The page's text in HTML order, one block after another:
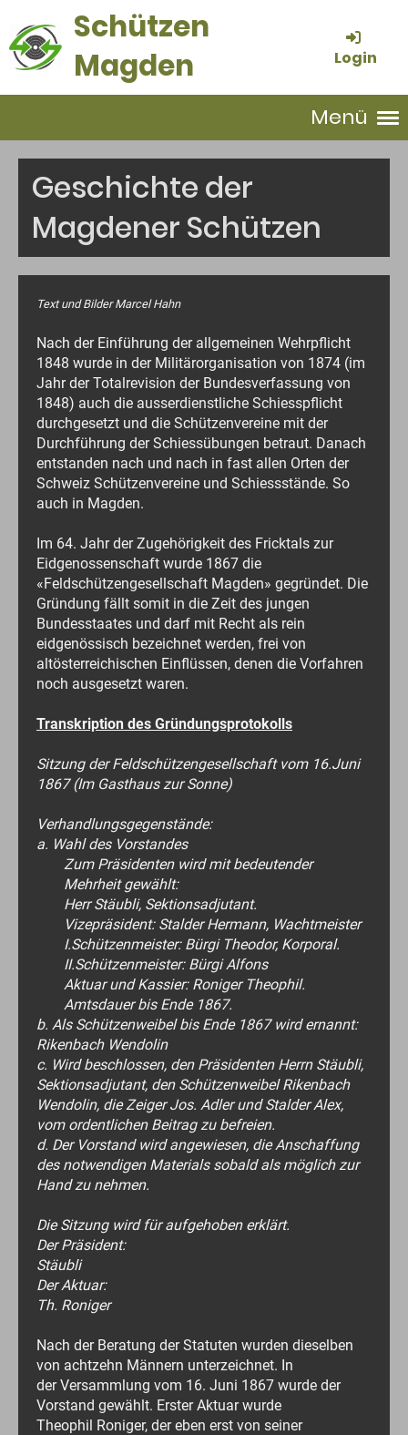
Schützen
Magden
Login
Menü
Geschichte der
Magdener Schützen
Text und Bilder Marcel Hahn
Nach der Einführung der allgemeinen Wehrpflicht
1848 wurde in der Militärorganisation von 1874 (im
Jahr der Totalrevision der Bundesverfassung von
1848) auch die ausserdienstliche Schiesspflicht
durchgesetzt und die Schützenvereine mit der
Durchführung der Schiessübungen betraut. Danach
entstanden nach und nach in fast allen Orten der
Schweiz Schützenvereine und Schiessstände. So
auch in Magden.
Im 64. Jahr der Zugehörigkeit des Fricktals zur
Eidgenossenschaft wurde 1867 die
«Feldschützengesellschaft Magden» gegründet. Die
Gründung fällt somit in die Zeit des jungen
Bundesstaates und darf mit Recht als rein
eidgenössisch bezeichnet werden, frei von
altösterreichischen Einflüssen, denen die Vorfahren
noch ausgesetzt waren.
Transkription des Gründungsprotokolls
Sitzung der Feldschützengesellschaft vom 16.Juni
1867 (Im Gasthaus zur Sonne)
Verhandlungsgegenstände:
a. Wahl des Vorstandes
Zum Präsidenten wird mit bedeutender
Mehrheit gewählt:
Herr Stäubli, Sektionsadjutant.
Vizepräsident: Stalder Hermann, Wachtmeister
I.Schützenmeister: Bürgi Theodor, Korporal.
II.Schützenmeister: Bürgi Alfons
Aktuar und Kassier: Roniger Theophil.
Amtsdauer bis Ende 1867.
b. Als Schützenweibel bis Ende 1867 wird ernannt:
Rikenbach Wendolin
c. Wird beschlossen, den Präsidenten Herrn Stäubli,
Sektionsadjutant, den Schützenweibel Rikenbach
Wendolin, die Zeiger Jos. Adler und Stalder Alex,
vom ordentlichen Beitrag zu befreien.
d. Der Vorstand wird angewiesen, die Anschaffung
des notwendigen Materials sobald als möglich zur
Hand zu nehmen.
Die Sitzung wird für aufgehoben erklärt.
Der Präsident:
Stäubli
Der Aktuar:
Th. Roniger
Nach der Beratung der Statuten wurden dieselben
von achtzehn Männern unterzeichnet. In
der Versammlung vom 16. Juni 1867 wurde der
Vorstand gewählt. Erster Aktuar wurde
Theophil Roniger, der eben erst von seiner